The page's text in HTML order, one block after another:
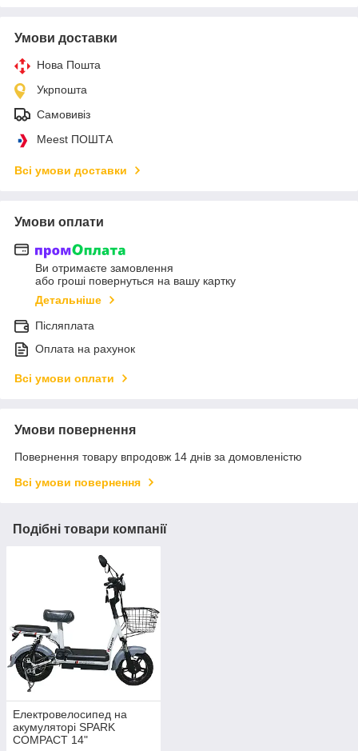
Умови доставки
Нова Пошта
Укрпошта
Самовивіз
Meest ПОШТА
Всі умови доставки
Умови оплати
Ви отримаєте замовлення
або гроші повернуться на вашу картку
Детальніше
Післяплата
Оплата на рахунок
Всі умови оплати
Умови повернення
Повернення товару впродовж 14 днів за домовленістю
Всі умови повернення
Подібні товари компанії
Електровелосипед на
акумуляторі SPARK
COMPACT 14"